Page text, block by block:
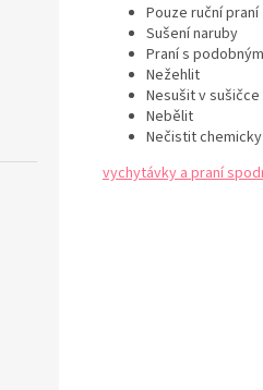
Pouze ruční praní
Sušení naruby
Praní s
Nežehlit
Nesušit v sušičce
Nebělit
Nečistit chemicky
vychytávky a praní